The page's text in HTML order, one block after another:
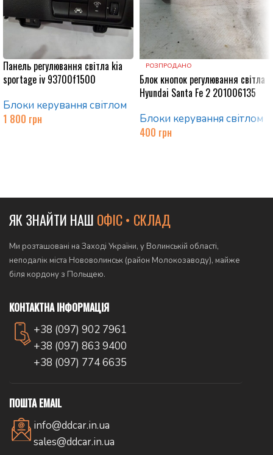
Панель регулювання світла kia
sportage iv 93700f1500
Блоки керування світлом
1 800 грн
РОЗПРОДАНО
Блок кнопок регулювання світла
Hyundai Santa Fe 2 201006135
Блоки керування світлом
400 грн
ЯК ЗНАЙТИ НАШ ОФІС • СКЛАД
Ми розташовані на Заході України, у Волинській області,
неподалік міста Нововолинськ (район Молокозаводу), майже
біля кордону з Польщею.
КОНТАКТНА ІНФОРМАЦІЯ
+38 (097) 902 7961
+38 (097) 863 9400
+38 (097) 774 6635
ПОШТА EMAIL
info@ddcar.in.ua
sales@ddcar.in.ua